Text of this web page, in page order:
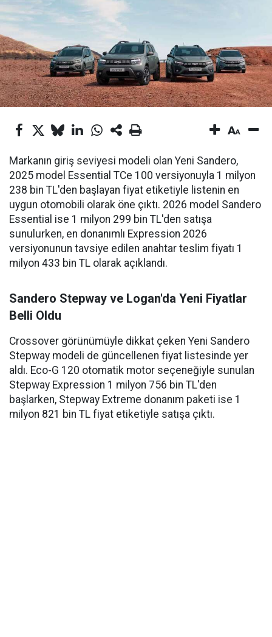
Markanın giriş seviyesi modeli olan Yeni Sandero,
2025 model Essential TCe 100 versiyonuyla 1 milyon
238 bin TL'den başlayan fiyat etiketiyle listenin en
uygun otomobili olarak öne çıktı. 2026 model Sandero
Essential ise 1 milyon 299 bin TL'den satışa
sunulurken, en donanımlı Expression 2026
versiyonunun tavsiye edilen anahtar teslim fiyatı 1
milyon 433 bin TL olarak açıklandı.
Sandero Stepway ve Logan'da Yeni Fiyatlar
Belli Oldu
Crossover görünümüyle dikkat çeken Yeni Sandero
Stepway modeli de güncellenen fiyat listesinde yer
aldı. Eco-G 120 otomatik motor seçeneğiyle sunulan
Stepway Expression 1 milyon 756 bin TL'den
başlarken, Stepway Extreme donanım paketi ise 1
milyon 821 bin TL fiyat etiketiyle satışa çıktı.